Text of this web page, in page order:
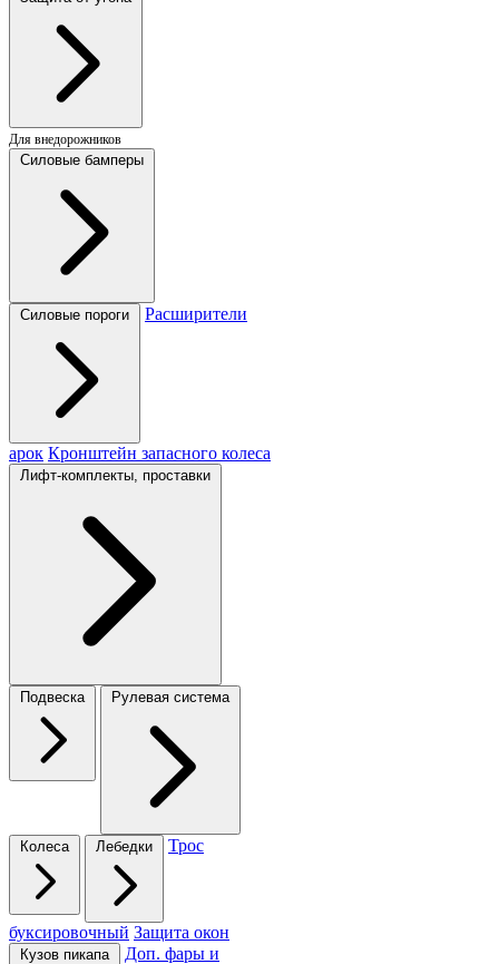
Для внедорожников
Силовые бамперы
Силовые пороги Расширители
арок Кронштейн запасного колеса
Лифт-комплекты, проставки
Подвеска Рулевая система
Колеса Лебедки Трос
буксировочный Защита окон
Кузов пикапа Доп. фары и